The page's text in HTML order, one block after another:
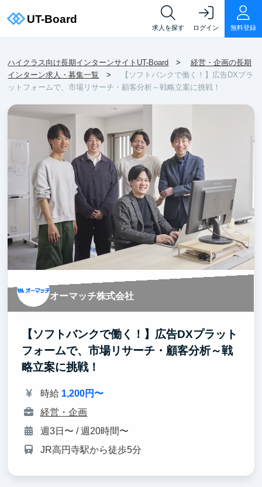
求人を探す ログイン 無料登録
ハイクラス向け長期インターンサイトUT-Board
経営・企画の長期
インターン求人・募集一覧
【ソフトバンクで働く！】広告DXプラ
ットフォームで、市場リサーチ・顧客分析～戦略立案に挑戦！
オーマッチ株式会社
【ソフトバンクで働く！】広告DXプラット
フォームで、市場リサーチ・顧客分析～戦
略立案に挑戦！
時給 1,200円〜
経営・企画
週3日〜 / 週20時間〜
JR高円寺駅から徒歩5分